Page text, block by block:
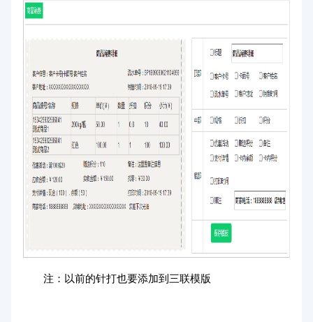
注：以前的针打也要添加到三联模版